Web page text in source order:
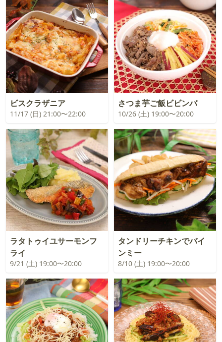
ビスクラザニア
11/17 (日) 21:00〜22:00
さつま芋ご飯ビビンバ
10/26 (土) 19:00〜20:00
ラタトゥイユサーモンフ
ライ
9/21 (土) 19:00〜20:00
タンドリーチキンでバイ
ンミー
8/10 (土) 19:00〜20:00